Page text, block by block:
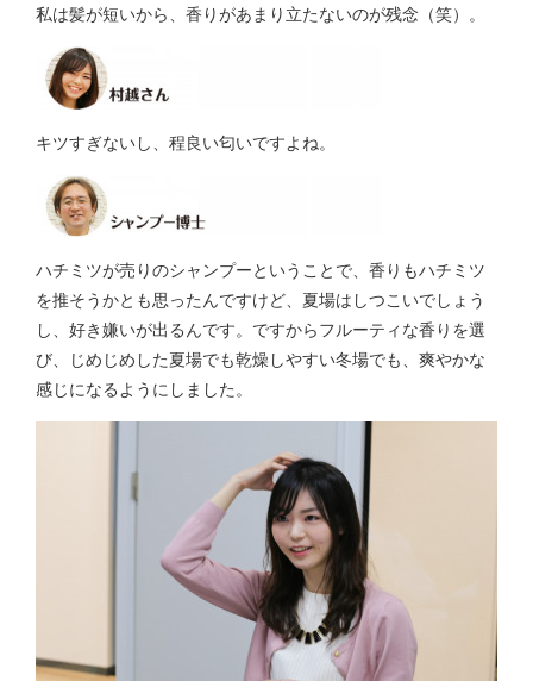
私は髪が短いから、香りがあまり立たないのが残念（笑）。
キツすぎないし、程良い匂いですよね。
ハチミツが売りのシャンプーということで、香りもハチミツ
を推そうかとも思ったんですけど、夏場はしつこいでしょう
し、好き嫌いが出るんです。ですからフルーティな香りを選
び、じめじめした夏場でも乾燥しやすい冬場でも、爽やかな
感じになるようにしました。